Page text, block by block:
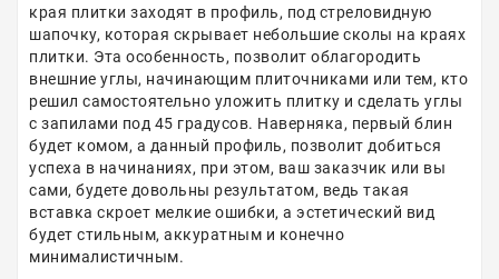
края плитки заходят в профиль, под стреловидную
шапочку, которая скрывает небольшие сколы на краях
плитки. Эта особенность, позволит облагородить
внешние углы, начинающим плиточниками или тем, кто
решил самостоятельно уложить плитку и сделать углы
с запилами под 45 градусов. Наверняка, первый блин
будет комом, а данный профиль, позволит добиться
успеха в начинаниях, при этом, ваш заказчик или вы
сами, будете довольны результатом, ведь такая
вставка скроет мелкие ошибки, а эстетический вид
будет стильным, аккуратным и конечно
минималистичным.